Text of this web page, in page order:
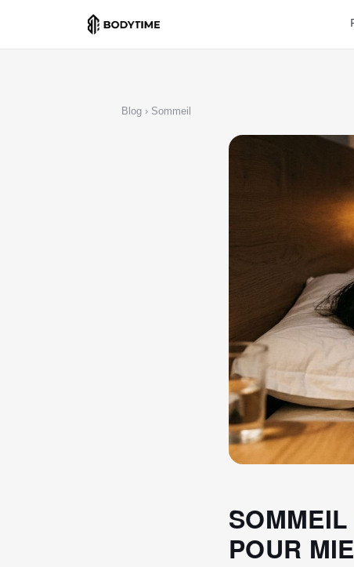
Blog › Sommeil
POUR